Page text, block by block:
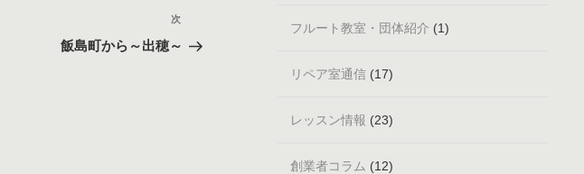
次
飯島町から～出穂～
フルート教室・団体紹介 (1)
リペア室通信(17)
レッスン情報 (23)
創業者コラム (12)